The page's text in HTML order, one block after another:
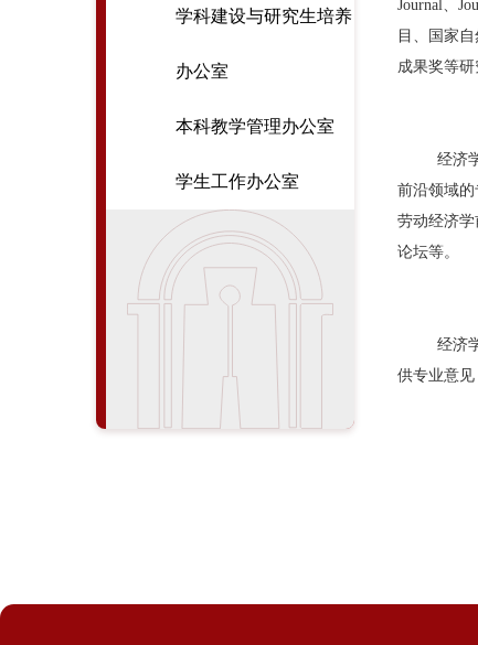
学科建设与研究生培养
办公室
本科教学管理办公室
学生工作办公室
Journal、
目、国家
成果奖等研
经济
前沿领域
劳动经济
论坛等。
经济
供专业意见